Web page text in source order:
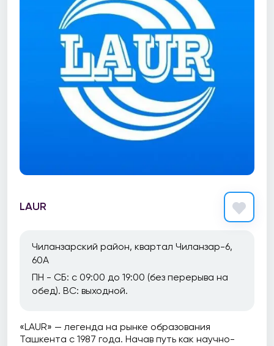
LAUR
Чиланзарский район, квартал Чиланзар-6,
60А
ПН - СБ: с 09:00 до 19:00 (без перерыва на
обед). ВС: выходной.
«LAUR» — легенда на рынке образования
Ташкента с 1987 года. Начав путь как научно-